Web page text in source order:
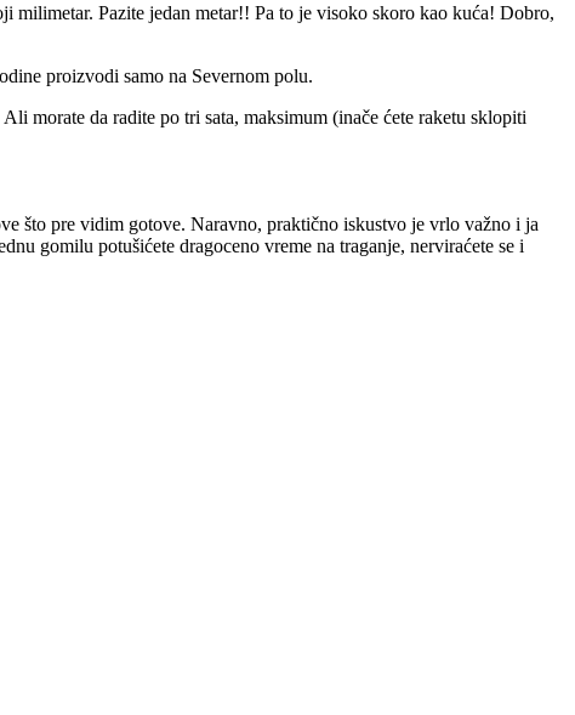
milimetar. Pazite jedan metar!! Pa to je visoko skoro kao kuća! Dobro,
proizvodi samo na Severnom polu.
morate da radite po tri sata, maksimum (inače ćete raketu sklopiti
što pre vidim gotove. Naravno, praktično iskustvo je vrlo važno i ja
gomilu potušićete dragoceno vreme na traganje, nerviraćete se i